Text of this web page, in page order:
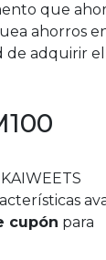
que
ahorros
de adquirir el
cupón para